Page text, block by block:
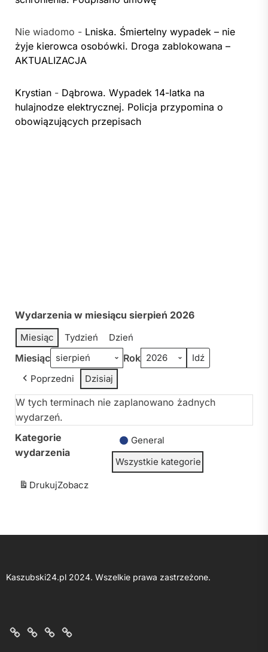
Nie wiadomo - Lniska. Śmiertelny wypadek – nie
żyje kierowca osobówki. Droga zablokowana –
AKTUALIZACJA
Krystian - Dąbrowa. Wypadek 14-latka na
hulajnodze elektrycznej. Policja przypomina o
obowiązujących przepisach
Wydarzenia w miesiącu sierpień 2026
Miesiąc Tydzień Dzień
Miesiąc Rok
Poprzedni Dzisiaj
W tych terminach nie zaplanowano żadnych
wydarzeń.
Kategorie
wydarzenia
General
Wszystkie kategorie
DrukujZobacz
Kaszubski24.pl 2024. Wszelkie prawa zastrzeżone.
O
KontaktPolitykaRegulamin